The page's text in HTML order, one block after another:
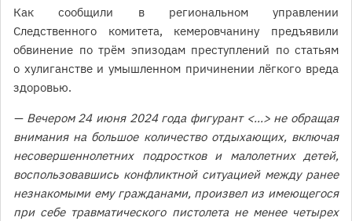
Как сообщили в региональном управлении
Следственного комитета, кемеровчанину предъявили
обвинение по трём эпизодам преступлений по статьям
о хулиганстве и умышленном причинении лёгкого вреда
здоровью.
— Вечером 24 июня 2024 года фигурант <…> не обращая
внимания на большое количество отдыхающих, включая
несовершеннолетних подростков и малолетних детей,
воспользовавшись конфликтной ситуацией между ранее
незнакомыми ему гражданами, произвел из имеющегося
при себе травматического пистолета не менее четырех